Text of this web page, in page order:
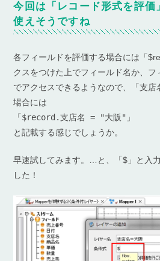
今回は「レコード形式を評
使えそうですね
各フィールドを評価する場合には「
クスをつけた上でフィールド名か、フ
でアクセスできるようなので、「支店
場合には
「$record.支店名 = "大阪"」
と記載する感じでしょうか。
早速試してみます。…と、「$」と入
した！